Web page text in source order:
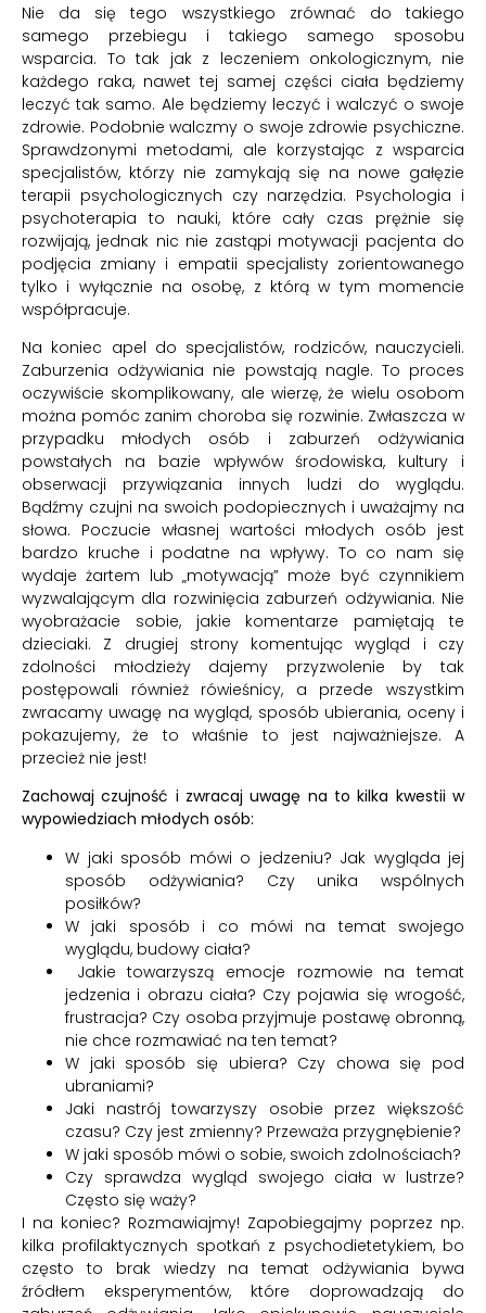
Nie da się tego wszystkiego zrównać do takiego
samego przebiegu i takiego samego sposobu
wsparcia. To tak jak z leczeniem onkologicznym, nie
każdego raka, nawet tej samej części ciała będziemy
leczyć tak samo. Ale będziemy leczyć i walczyć o swoje
zdrowie. Podobnie walczmy o swoje zdrowie psychiczne.
Sprawdzonymi metodami, ale korzystając z wsparcia
specjalistów, którzy nie zamykają się na nowe gałęzie
terapii psychologicznych czy narzędzia. Psychologia i
psychoterapia to nauki, które cały czas prężnie się
rozwijają, jednak nic nie zastąpi motywacji pacjenta do
podjęcia zmiany i empatii specjalisty zorientowanego
tylko i wyłącznie na osobę, z którą w tym momencie
współpracuje.
Na koniec apel do specjalistów, rodziców, nauczycieli.
Zaburzenia odżywiania nie powstają nagle. To proces
oczywiście skomplikowany, ale wierzę, że wielu osobom
można pomóc zanim choroba się rozwinie. Zwłaszcza w
przypadku młodych osób i zaburzeń odżywiania
powstałych na bazie wpływów środowiska, kultury i
obserwacji przywiązania innych ludzi do wyglądu.
Bądźmy czujni na swoich podopiecznych i uważajmy na
słowa. Poczucie własnej wartości młodych osób jest
bardzo kruche i podatne na wpływy. To co nam się
wydaje żartem lub „motywacją” może być czynnikiem
wyzwalającym dla rozwinięcia zaburzeń odżywiania. Nie
wyobrażacie sobie, jakie komentarze pamiętają te
dzieciaki. Z drugiej strony komentując wygląd i czy
zdolności młodzieży dajemy przyzwolenie by tak
postępowali również rówieśnicy, a przede wszystkim
zwracamy uwagę na wygląd, sposób ubierania, oceny i
pokazujemy, że to właśnie to jest najważniejsze. A
przecież nie jest!
Zachowaj czujność i zwracaj uwagę na to kilka kwestii w
wypowiedziach młodych osób:
W jaki sposób mówi o jedzeniu? Jak wygląda jej
sposób odżywiania? Czy unika wspólnych
posiłków?
W jaki sposób i co mówi na temat swojego
wyglądu, budowy ciała?
Jakie towarzyszą emocje rozmowie na temat
jedzenia i obrazu ciała? Czy pojawia się wrogość,
frustracja? Czy osoba przyjmuje postawę obronną,
nie chce rozmawiać na ten temat?
W jaki sposób się ubiera? Czy chowa się pod
ubraniami?
Jaki nastrój towarzyszy osobie przez większość
czasu? Czy jest zmienny? Przeważa przygnębienie?
W jaki sposób mówi o sobie, swoich zdolnościach?
Czy sprawdza wygląd swojego ciała w lustrze?
Często się waży?
I na koniec? Rozmawiajmy! Zapobiegajmy poprzez np.
kilka profilaktycznych spotkań z psychodietetykiem, bo
często to brak wiedzy na temat odżywiania bywa
źródłem eksperymentów, które doprowadzają do